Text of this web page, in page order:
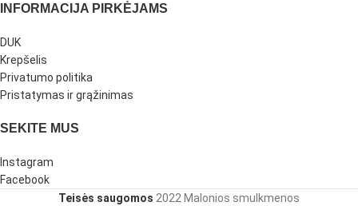
INFORMACIJA PIRKĖJAMS
DUK
Krepšelis
Privatumo politika
Pristatymas ir grąžinimas
SEKITE MUS
Instagram
Facebook
Teisės saugomos 2022 Malonios smulkmenos